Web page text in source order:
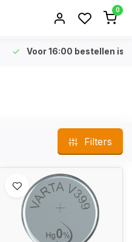
0
Voor 16:00 bestellen is
Filters